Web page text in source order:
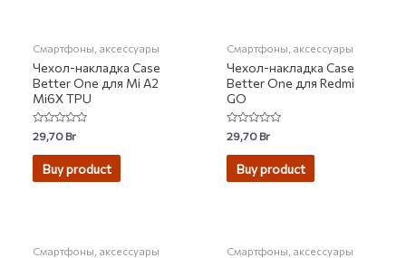
Смартфоны, аксессуары
Чехол-накладка Case
Better One для Mi A2
Mi6X TPU
Rated
0
out
29,70Br
Buy product
Смартфоны, аксессуары
Чехол-накладка Case
Better One для Redmi
GO
Rated
0
out
29,70Br
Buy product
Смартфоны, аксессуары Смартфоны, аксессуары